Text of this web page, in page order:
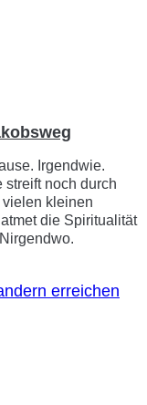
Irgendwie.
streift noch durch
kleinen
die Spiritualität